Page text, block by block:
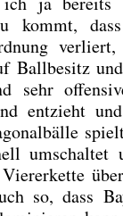
kommt,
Ball­be­sitz
sehr
ent­zieht
umschal­tet
Vie­rer­ket­te
so, dass